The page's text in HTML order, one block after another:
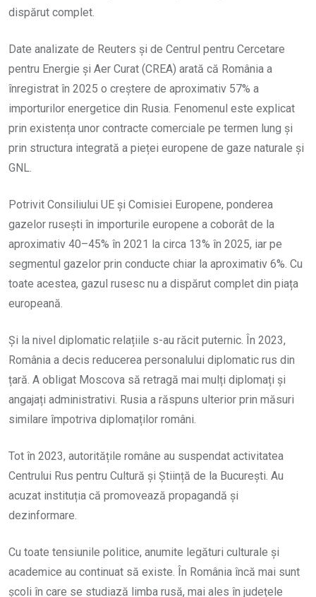
dispărut complet.
Date analizate de Reuters și de Centrul pentru Cercetare
pentru Energie și Aer Curat (CREA) arată că România a
înregistrat în 2025 o creștere de aproximativ 57% a
importurilor energetice din Rusia. Fenomenul este explicat
prin existența unor contracte comerciale pe termen lung și
prin structura integrată a pieței europene de gaze naturale și
GNL.
Potrivit Consiliului UE și Comisiei Europene, ponderea
gazelor rusești în importurile europene a coborât de la
aproximativ 40–45% în 2021 la circa 13% în 2025, iar pe
segmentul gazelor prin conducte chiar la aproximativ 6%. Cu
toate acestea, gazul rusesc nu a dispărut complet din piața
europeană.
Și la nivel diplomatic relațiile s-au răcit puternic. În 2023,
România a decis reducerea personalului diplomatic rus din
țară. A obligat Moscova să retragă mai mulți diplomați și
angajați administrativi. Rusia a răspuns ulterior prin măsuri
similare împotriva diplomaților români.
Tot în 2023, autoritățile române au suspendat activitatea
Centrului Rus pentru Cultură și Știință de la București. Au
acuzat instituția că promovează propagandă și
dezinformare.
Cu toate tensiunile politice, anumite legături culturale și
academice au continuat să existe. În România încă mai sunt
școli în care se studiază limba rusă, mai ales în județele